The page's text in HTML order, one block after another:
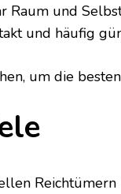
Raum und
und häufig
um die
Reichtümern